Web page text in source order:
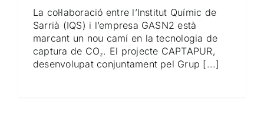
La col·laboració entre l’Institut Químic de
Sarrià (IQS) i l’empresa GASN2 està
marcant un nou camí en la tecnologia de
captura de CO₂. El projecte CAPTAPUR,
desenvolupat conjuntament pel Grup [...]